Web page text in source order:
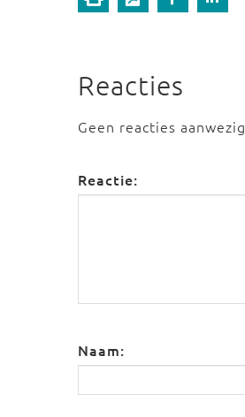
Reacties
Geen reacties aanwezig
Reactie:
Naam: